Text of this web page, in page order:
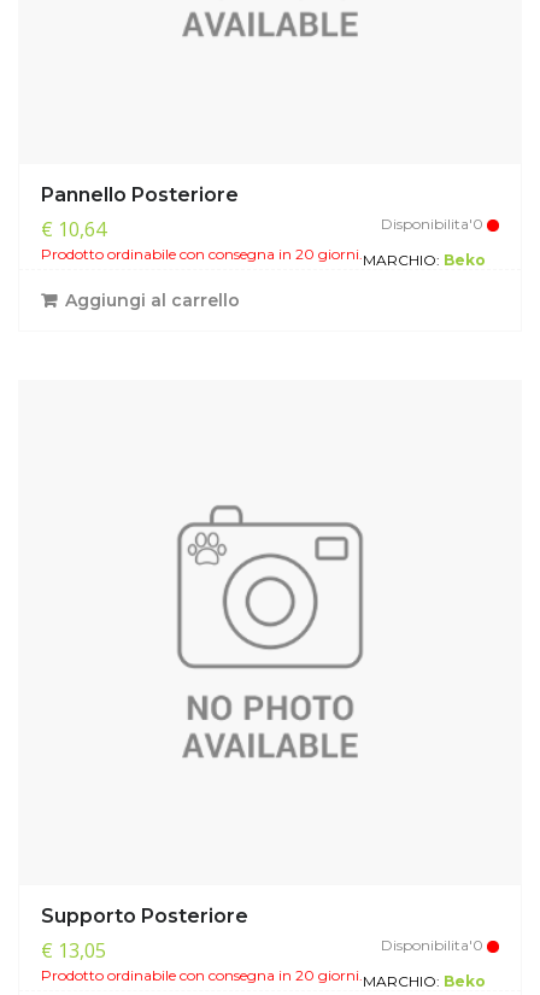
Pannello Posteriore
€ 10,64
Disponibilita'0
Prodotto ordinabile con consegna in 20 giorni.MARCHIO: Beko
Aggiungi al carrello
Supporto Posteriore
€ 13,05
Disponibilita'0
Prodotto ordinabile con consegna in 20 giorni.MARCHIO: Beko